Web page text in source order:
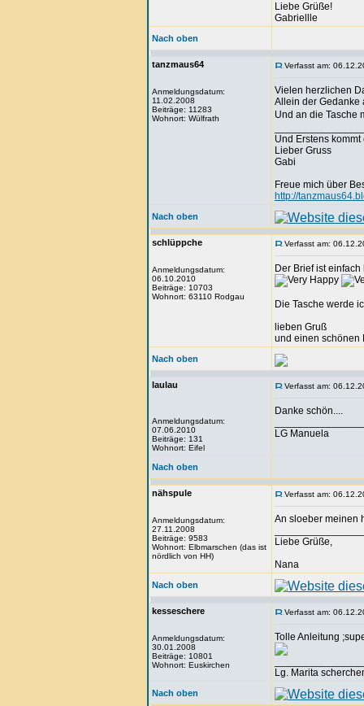
Liebe Grüße!
Gabriellle
Nach oben
tanzmaus64
Anmeldungsdatum:
11.02.2008
Beiträge: 11283
Wohnort: Wülfrath
Verfasst am:
Vielen herzlichen
Allein der Gedanke
Und an die Tasche
Und Erstens
Lieber Gruss
Gabi
Freue mich über
http://
Nach oben
schlüppche
Anmeldungsdatum:
06.10.2010
Beiträge: 10703
Wohnort: 63110 Rodgau
Verfasst am:
Der Brief ist einfach
Die Tasche werde
lieben Gruß
und einen schönen
Nach oben
laulau
Anmeldungsdatum:
07.06.2010
Beiträge: 131
Wohnort: Eifel
Verfasst am:
Danke schön....
LG Manuela
Nach oben
nähspule
Anmeldungsdatum:
27.11.2008
Beiträge: 9583
Wohnort: Elbmarschen (das ist
nördlich von HH)
Verfasst am:
An sloeber meinen
Liebe Grüße,
Nana
Nach oben
kesseschere
Anmeldungsdatum:
30.01.2008
Beiträge: 10801
Wohnort: Euskirchen
Verfasst am:
Tolle Anleitung
Lg. Marita
Nach oben